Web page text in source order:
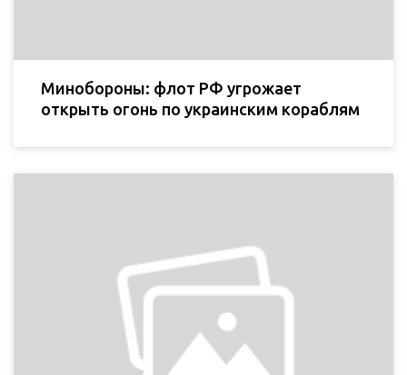
Минобороны: флот РФ угрожает
открыть огонь по украинским кораблям